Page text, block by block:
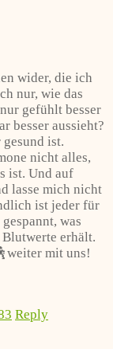
wider, die ich
nur, wie das
gefühlt besser
besser aussieht?
ist.
nicht alles,
ist. Und auf
lasse mich nicht
ist jeder für
was
erhält.
mit uns!
Reply